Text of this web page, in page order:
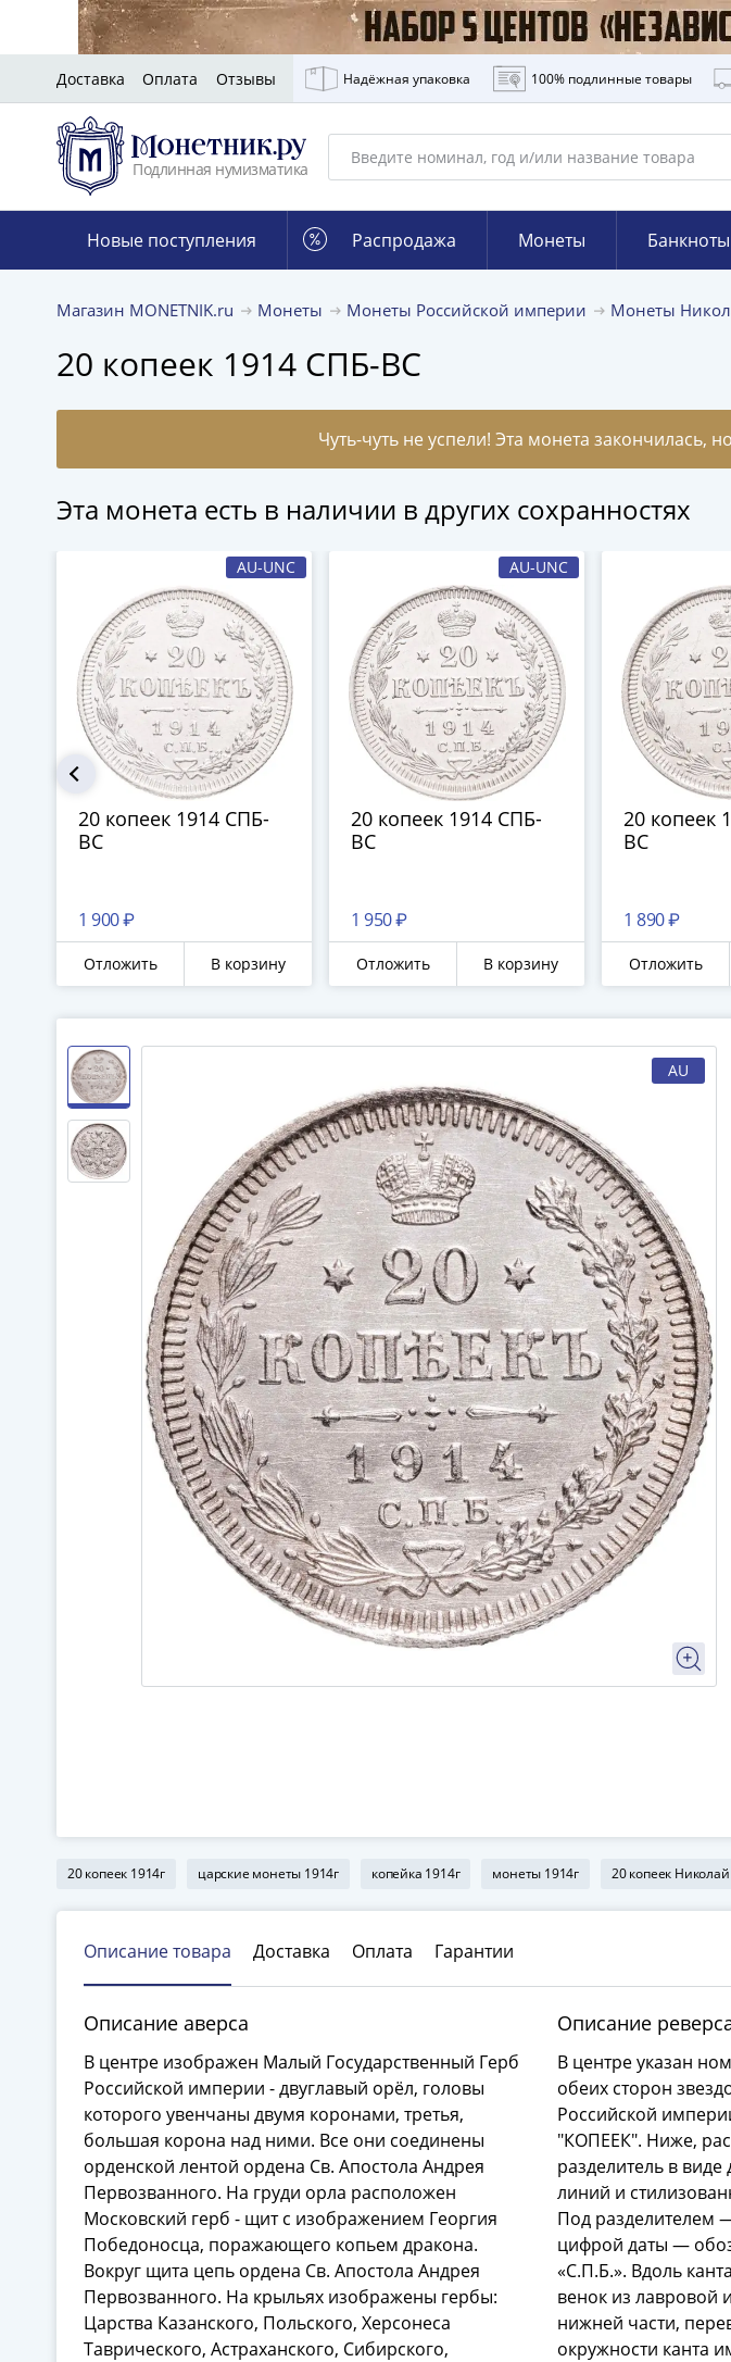
Доставка Оплата Отзывы Надёжная упаковка 100% подлинные товары
Подлинная нумизматика
Новые поступления Распродажа Монеты Банкноты
Магазин MONETNIK.ru Монеты Монеты Российской империи Монеты
20 копеек 1914 СПБ-ВС
Эта монета есть в наличии в других сохранностях
AU-UNC
20 копеек 1914 СПБ-
ВС
1 900 ₽
Отложить В корзину
AU-UNC
20 копеек 1914 СПБ-
ВС
1 950 ₽
Отложить В корзину
20 копеек
ВС
1 890 ₽
Отложить
AU
20 копеек 1914г царские монеты 1914г копейка 1914г монеты 1914г 20 копеек
Описание товара Доставка Оплата Гарантии
Описание аверса
В центре изображен Малый Государственный Герб
Российской империи - двуглавый орёл, головы
которого увенчаны двумя коронами, третья,
большая корона над ними. Все они соединены
орденской лентой ордена Св. Апостола Андрея
Первозванного. На груди орла расположен
Московский герб - щит с изображением Георгия
Победоносца, поражающего копьем дракона.
Вокруг щита цепь ордена Св. Апостола Андрея
Первозванного. На крыльях изображены гербы:
Царства Казанского, Польского, Херсонеса
Таврического, Астраханского, Сибирского,
Описание
В центре указан
обеих сторон
Российской
"КОПЕЕК". Ниже,
разделитель в
линий и
Под разделителем
цифрой даты —
«С.П.Б.». Вдоль
венок из лавровой
нижней части,
окружности канта